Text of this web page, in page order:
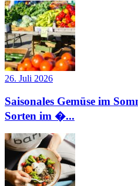
26. Juli 2026
Saisonales Gemüse im
Sorten im �...